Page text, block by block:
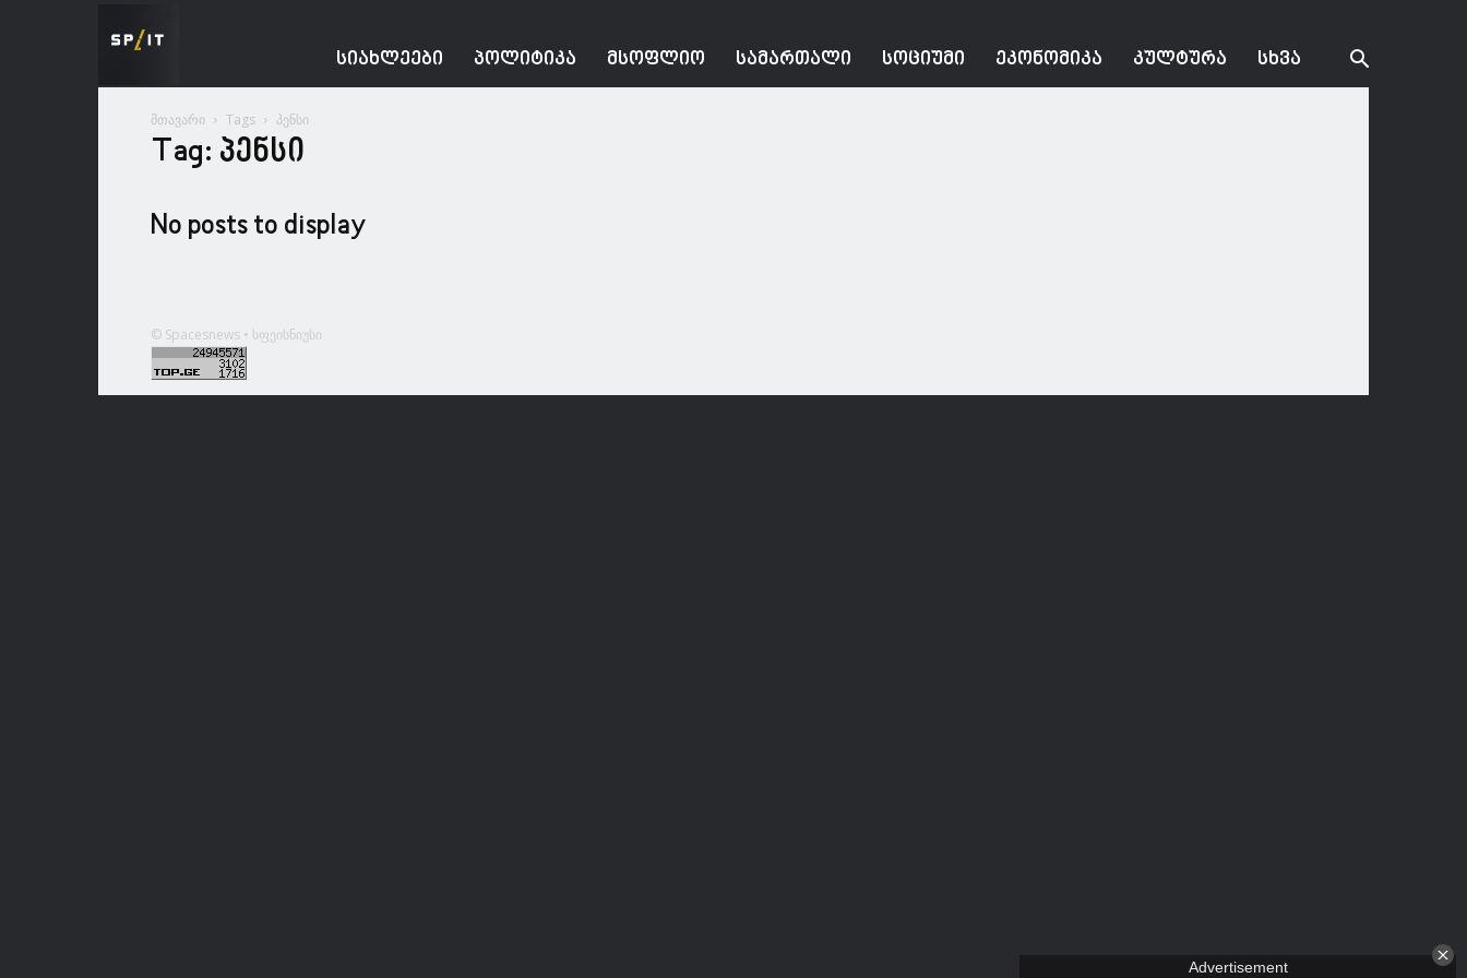
ᲡᲘᲐᲮᲚᲔᲔᲑᲘ ᲞᲝᲚᲘᲢᲘᲙᲐ ᲛᲡᲝᲤᲚᲘᲝ ᲡᲐᲛᲐᲠᲗᲐᲚᲘ ᲡᲝᲪᲘᲣᲛᲘ ᲔᲙᲝᲜᲝᲛᲘᲙᲐ ᲙᲣᲚᲢᲣᲠᲐ ᲡᲮᲕᲐ
მთავარი Tags პენსი
Tag: პენსი
No posts to display
© Spacesnews • სფეისნიუსი